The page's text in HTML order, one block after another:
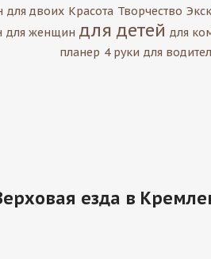
для двоих Красота Творчество
для женщин для детей для
планер 4 руки для
езда в